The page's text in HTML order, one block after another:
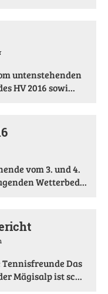
untenstehenden
HV 2016 sowi...
vom 3. und 4.
Wetterbed...
Das
Mägisalp ist sc...